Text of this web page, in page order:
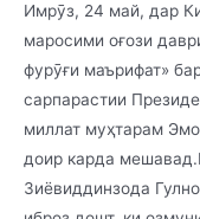
Имрӯз, 24 май, дар
маросими оғози
фурӯғи маърифат»
сарпарастии
миллат муҳтарам
доир карда
Зиёвиддинзода